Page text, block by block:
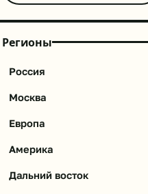
Регионы
Россия
Москва
Европа
Америка
Дальний восток